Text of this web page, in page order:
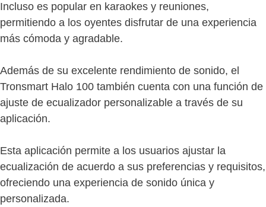
Incluso es popular en karaokes y reuniones,
permitiendo a los oyentes disfrutar de una experiencia
más cómoda y agradable.
Además de su excelente rendimiento de sonido, el
Tronsmart Halo 100 también cuenta con una función de
ajuste de ecualizador personalizable a través de su
aplicación.
Esta aplicación permite a los usuarios ajustar la
ecualización de acuerdo a sus preferencias y requisitos,
ofreciendo una experiencia de sonido única y
personalizada.